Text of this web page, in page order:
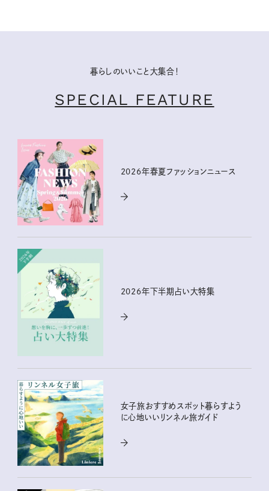
暮らしのいいこと大集合！
SPECIAL FEATURE
2026年春夏ファッションニュース
2026年下半期占い大特集
女子旅おすすめスポット暮らすよう
に心地いいリンネル旅ガイド